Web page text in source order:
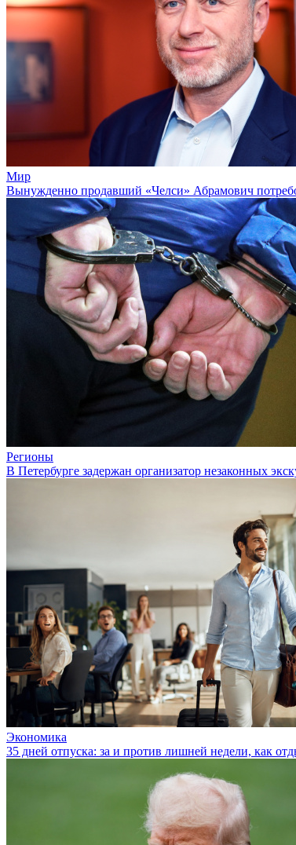
Мир
Вынужденно продавший «Челси» Абрамович
Регионы
В Петербурге задержан организатор незаконных
Экономика
35 дней отпуска: за и против лишней недели, как